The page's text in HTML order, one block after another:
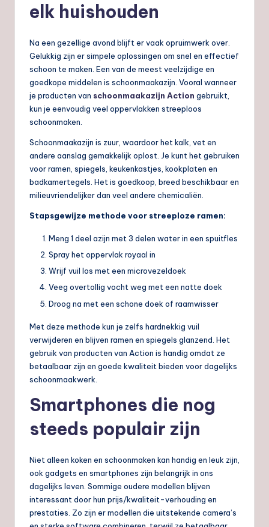
elk huishouden
Na een gezellige avond blijft er vaak opruimwerk over.
Gelukkig zijn er simpele oplossingen om snel en effectief
schoon te maken. Een van de meest veelzijdige en
goedkope middelen is schoonmaakazijn. Vooral wanneer
je producten van schoonmaakazijn Action gebruikt,
kun je eenvoudig veel oppervlakken streeploos
schoonmaken.
Schoonmaakazijn is zuur, waardoor het kalk, vet en
andere aanslag gemakkelijk oplost. Je kunt het gebruiken
voor ramen, spiegels, keukenkastjes, kookplaten en
badkamertegels. Het is goedkoop, breed beschikbaar en
milieuvriendelijker dan veel andere chemicaliën.
Stapsgewijze methode voor streeploze ramen:
Meng 1 deel azijn met 3 delen water in een spuitfles
Spray het oppervlak royaal in
Wrijf vuil los met een microvezeldoek
Veeg overtollig vocht weg met een natte doek
Droog na met een schone doek of raamwisser
Met deze methode kun je zelfs hardnekkig vuil
verwijderen en blijven ramen en spiegels glanzend. Het
gebruik van producten van Action is handig omdat ze
betaalbaar zijn en goede kwaliteit bieden voor dagelijks
schoonmaakwerk.
Smartphones die nog
steeds populair zijn
Niet alleen koken en schoonmaken kan handig en leuk zijn,
ook gadgets en smartphones zijn belangrijk in ons
dagelijks leven. Sommige oudere modellen blijven
interessant door hun prijs/kwaliteit-verhouding en
prestaties. Zo zijn er modellen die uitstekende camera’s